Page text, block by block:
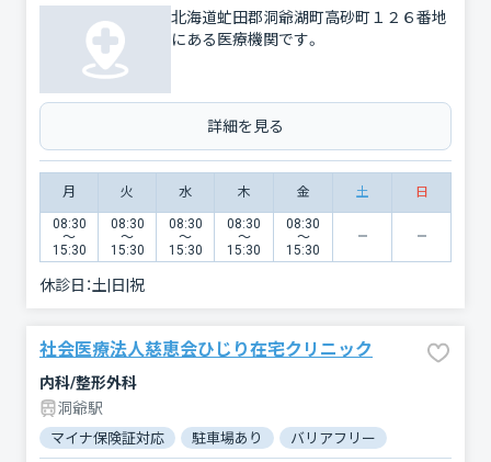
北海道虻田郡洞爺湖町高砂町１２６番地
にある医療機関です。
詳細を見る
月 火 水 木 金 土 日
08:30
〜
15:30
08:30
〜
15:30
08:30
〜
15:30
08:30
〜
15:30
08:30
〜
15:30
休診日：土|日|祝
社会医療法人慈恵会ひじり在宅クリニック
内科/整形外科
洞爺駅
マイナ保険証対応 駐車場あり バリアフリー